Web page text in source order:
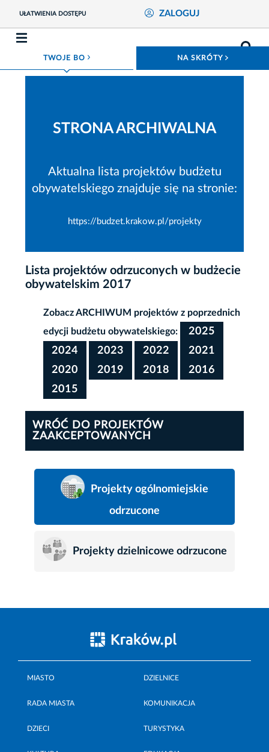
UŁATWIENIA DOSTĘPU ZALOGUJ
TWOJE BO ROZWIŃ MENU NA SKRÓTY
STRONA ARCHIWALNA
Aktualna lista projektów budżetu
obywatelskiego znajduje się na stronie:
https://budzet.krakow.pl/projekty
Lista projektów odrzuconych w budżecie
obywatelskim 2017
Zobacz ARCHIWUM projektów z poprzednich
edycji budżetu obywatelskiego:
2025
2024
2023 2022
2021
2020
2019 2018
2016
2015
WRÓĆ DO PROJEKTÓW
ZAAKCEPTOWANYCH
Projekty ogólnomiejskie
odrzucone
Projekty dzielnicowe odrzucone
MIASTO DZIELNICE
RADA MIASTA KOMUNIKACJA
DZIECI TURYSTYKA